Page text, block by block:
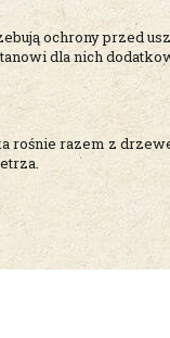
ochrony przed
dla nich
rośnie razem z